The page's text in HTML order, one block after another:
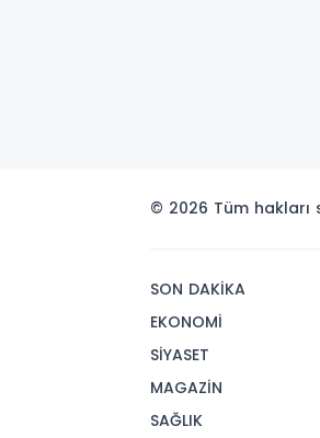
© 2026 Tüm hakları
SON DAKİKA
EKONOMİ
SİYASET
MAGAZİN
SAĞLIK